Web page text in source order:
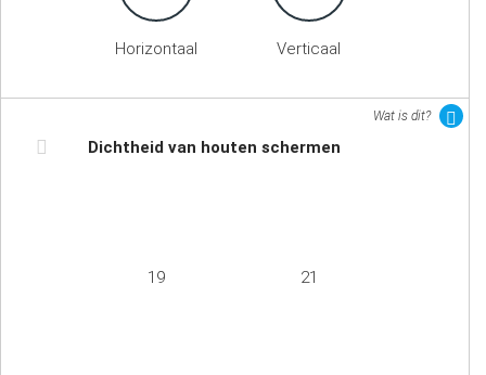
Horizontaal Verticaal
Wat is dit?
Dichtheid van houten schermen
19 21